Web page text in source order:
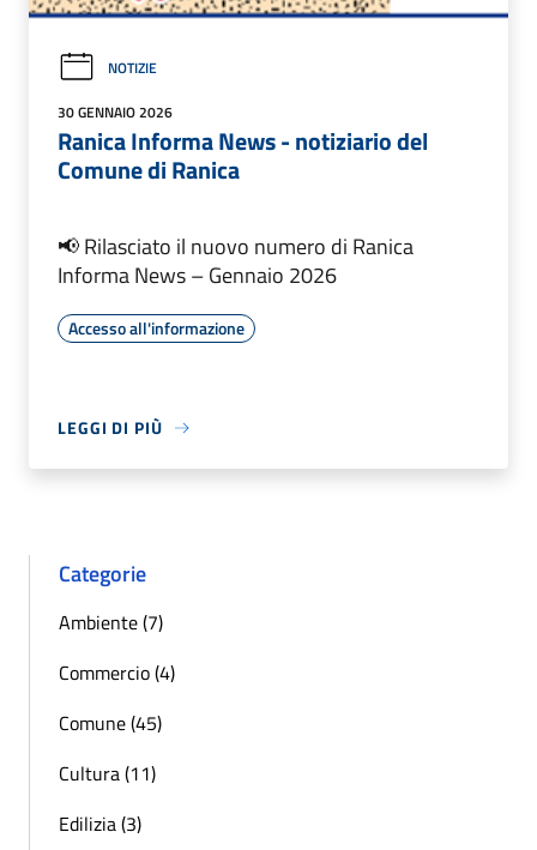
NOTIZIE
30 GENNAIO 2026
Ranica Informa News - notiziario del
Comune di Ranica
📢 Rilasciato il nuovo numero di Ranica
Informa News – Gennaio 2026
Accesso all'informazione
LEGGI DI PIÙ
Categorie
Ambiente (7)
Commercio (4)
Comune (45)
Cultura (11)
Edilizia (3)